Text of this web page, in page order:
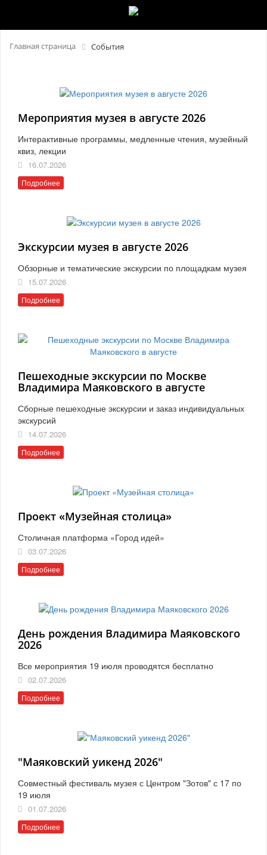
Главная страница События
Мероприятия музея в августе 2026
Интерактивные программы, медленные чтения, музейный
квиз, лекции
16.07.2026
Подробнее
Экскурсии музея в августе 2026
Обзорные и тематические экскурсии по площадкам музея
15.07.2026
Подробнее
Пешеходные экскурсии по Москве
Владимира Маяковского в августе
Сборные пешеходные экскурсии и заказ индивидуальных
экскурсий
14.07.2026
Подробнее
Проект «Музейная столица»
Столичная платформа «Город идей»
03.07.2026
Подробнее
День рождения Владимира Маяковского
2026
Все мероприятия 19 июля проводятся бесплатно
02.07.2026
Подробнее
"Маяковский уикенд 2026"
Совместный фестиваль музея с Центром "Зотов" с 17 по
19 июля
01.07.2026
Подробнее